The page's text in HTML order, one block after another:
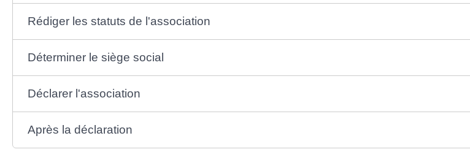
Rédiger les statuts de l'association
Déterminer le siège social
Déclarer l'association
Après la déclaration